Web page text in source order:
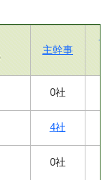
主幹事
0社
4社
0社